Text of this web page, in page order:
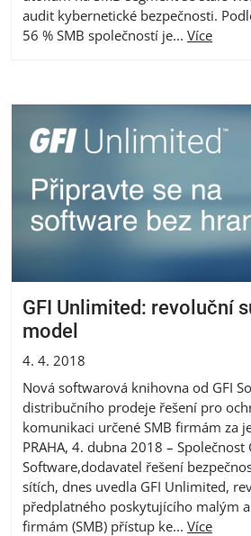
audit kybernetické bezpečnosti.
56 % SMB společností je... Více
GFI Unlimited: revoluční
model
4. 4. 2018
Nová softwarová knihovna od GFI
distribučního prodeje řešení pro
komunikaci určené SMB firmám za
PRAHA, 4. dubna 2018 – Společnost
Software,dodavatel řešení
sítích, dnes uvedla GFI Unlimited,
předplatného poskytujícího malým
firmám (SMB) přístup ke... Více